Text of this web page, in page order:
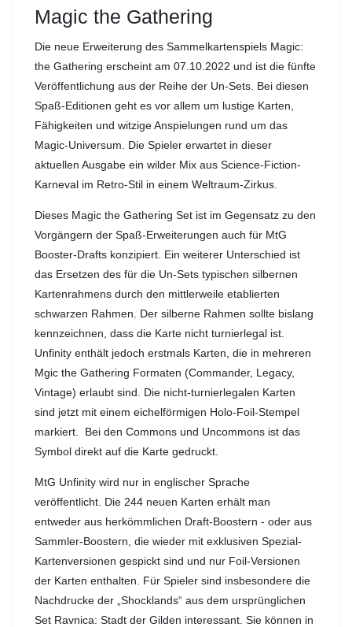
Magic the Gathering
Die neue Erweiterung des Sammelkartenspiels Magic:
the Gathering erscheint am 07.10.2022 und ist die fünfte
Veröffentlichung aus der Reihe der Un-Sets. Bei diesen
Spaß-Editionen geht es vor allem um lustige Karten,
Fähigkeiten und witzige Anspielungen rund um das
Magic-Universum. Die Spieler erwartet in dieser
aktuellen Ausgabe ein wilder Mix aus Science-Fiction-
Karneval im Retro-Stil in einem Weltraum-Zirkus.
Dieses Magic the Gathering Set ist im Gegensatz zu den
Vorgängern der Spaß-Erweiterungen auch für MtG
Booster-Drafts konzipiert. Ein weiterer Unterschied ist
das Ersetzen des für die Un-Sets typischen silbernen
Kartenrahmens durch den mittlerweile etablierten
schwarzen Rahmen. Der silberne Rahmen sollte bislang
kennzeichnen, dass die Karte nicht turnierlegal ist.
Unfinity enthält jedoch erstmals Karten, die in mehreren
Mgic the Gathering Formaten (Commander, Legacy,
Vintage) erlaubt sind. Die nicht-turnierlegalen Karten
sind jetzt mit einem eichelförmigen Holo-Foil-Stempel
markiert. Bei den Commons und Uncommons ist das
Symbol direkt auf die Karte gedruckt.
MtG Unfinity wird nur in englischer Sprache
veröffentlicht. Die 244 neuen Karten erhält man
entweder aus herkömmlichen Draft-Boostern - oder aus
Sammler-Boostern, die wieder mit exklusiven Spezial-
Kartenversionen gespickt sind und nur Foil-Versionen
der Karten enthalten. Für Spieler sind insbesondere die
Nachdrucke der „Shocklands“ aus dem ursprünglichen
Set Ravnica: Stadt der Gilden interessant. Sie können in